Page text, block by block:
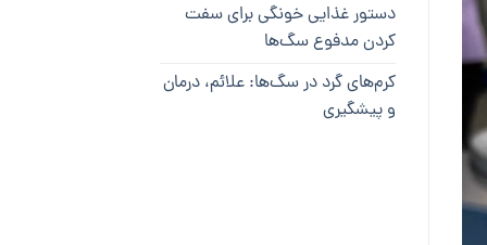
دستور غذایی خونگی برای سفت
کردن مدفوع سگ‌ها
کرم‌های گرد در سگ‌ها: علائم، درمان
و پیشگیری